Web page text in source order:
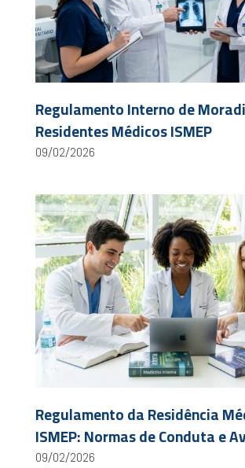
Regulamento Interno de
Residentes Médicos ISMEP
09/02/2026
Regulamento da Residência
ISMEP: Normas de Conduta e
09/02/2026